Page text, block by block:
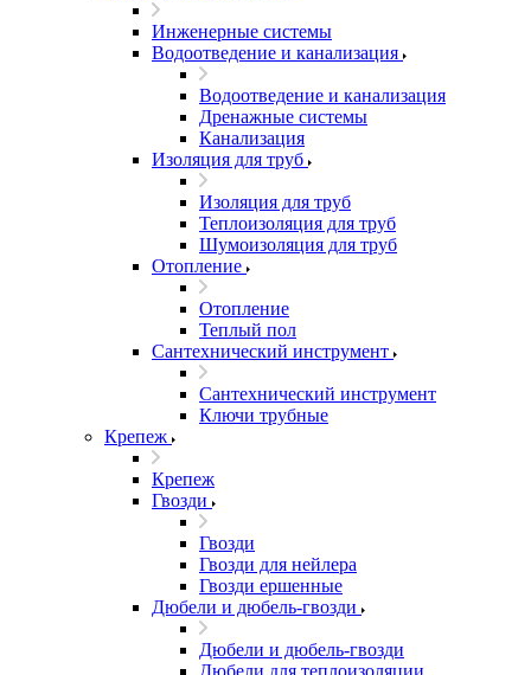
Инженерные системы
Водоотведение и канализация
Водоотведение и канализация
Дренажные системы
Канализация
Изоляция для труб
Изоляция для труб
Теплоизоляция для труб
Шумоизоляция для труб
Отопление
Отопление
Теплый пол
Сантехнический инструмент
Сантехнический инструмент
Ключи трубные
Крепеж
Крепеж
Гвозди
Гвозди
Гвозди для нейлера
Гвозди ершенные
Дюбели и дюбель-гвозди
Дюбели и дюбель-гвозди
Дюбели для теплоизоляции